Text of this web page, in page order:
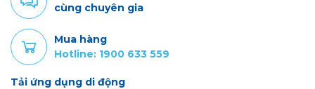
cùng chuyên gia
Mua hàng
Hotline: 1900 633 559
Tải ứng dụng di động